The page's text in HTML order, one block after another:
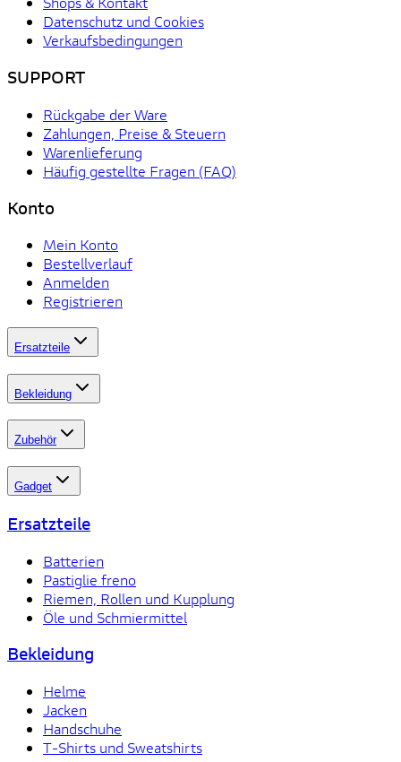
Datenschutz und Cookies
Verkaufsbedingungen
SUPPORT
Rückgabe der Ware
Zahlungen, Preise & Steuern
Warenlieferung
Häufig gestellte Fragen (FAQ)
Konto
Mein Konto
Bestellverlauf
Anmelden
Registrieren
Ersatzteile
Bekleidung
Zubehör
Gadget
Ersatzteile
Batterien
Pastiglie freno
Riemen, Rollen und Kupplung
Öle und Schmiermittel
Bekleidung
Helme
Jacken
Handschuhe
T-Shirts und Sweatshirts